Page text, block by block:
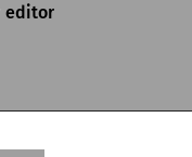
editor